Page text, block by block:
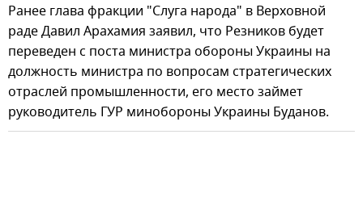
Ранее глава фракции "Слуга народа" в Верховной
раде Давил Арахамия заявил, что Резников будет
переведен с поста министра обороны Украины на
должность министра по вопросам стратегических
отраслей промышленности, его место займет
руководитель ГУР минобороны Украины Буданов.